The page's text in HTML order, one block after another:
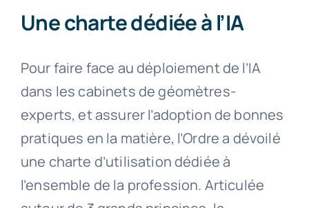
Une charte dédiée à l’IA
Pour faire face au déploiement de l’IA
dans les cabinets de géomètres-
experts, et assurer l’adoption de bonnes
pratiques en la matière, l’Ordre a dévoilé
une charte d’utilisation dédiée à
l’ensemble de la profession. Articulée